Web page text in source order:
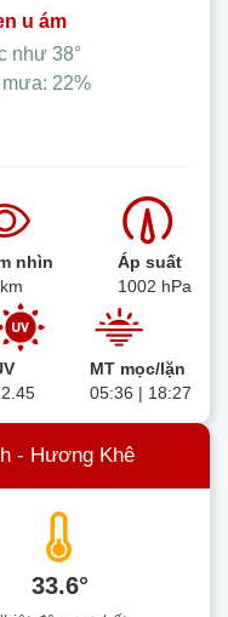
u ám
như 38°
22%
nhìn
Áp suất
1002 hPa
MT mọc/lặn
05:36 | 18:27
- Hương Khê
33.6°